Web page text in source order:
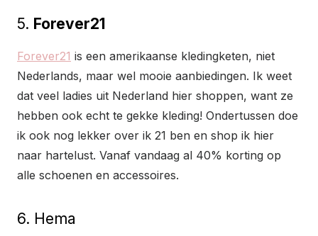
5. Forever21
Forever21 is een amerikaanse kledingketen, niet
Nederlands, maar wel mooie aanbiedingen. Ik weet
dat veel ladies uit Nederland hier shoppen, want ze
hebben ook echt te gekke kleding! Ondertussen doe
ik ook nog lekker over ik 21 ben en shop ik hier
naar hartelust. Vanaf vandaag al 40% korting op
alle schoenen en accessoires.
6. Hema